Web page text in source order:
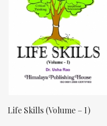
Life Skills (Volume – I)